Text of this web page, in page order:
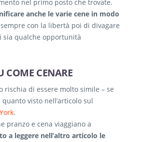
nel primo posto che trovate.
anche le varie cene in modo
con la libertà poi di divagare
sia qualche opportunità
COME CENARE
rischia di essere molto simile – se
visto nell’articolo sul
.
pranzo e cena viaggiano a
a leggere nell’altro articolo le